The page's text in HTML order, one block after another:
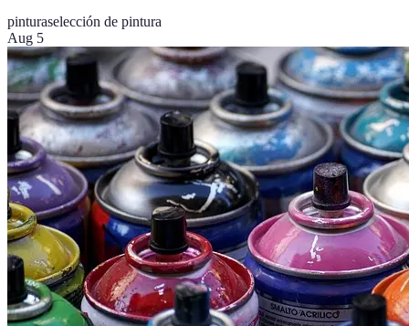
pinturaselección de pintura
Aug 5